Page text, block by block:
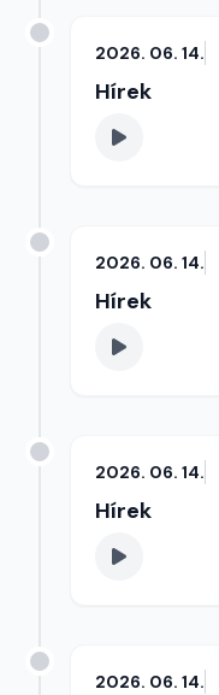
2026. 06. 14.
Hírek
2026. 06. 14.
Hírek
2026. 06. 14.
Hírek
2026. 06. 14.